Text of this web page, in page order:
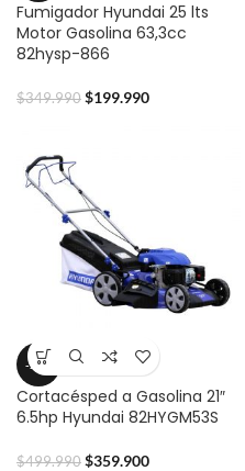
Fumigador Hyundai 25 lts
Motor Gasolina 63,3cc
82hysp-866
$349.990 $199.990
-28%
Cortacésped a Gasolina 21″
6.5hp Hyundai 82HYGM53S
$499.990 $359.900